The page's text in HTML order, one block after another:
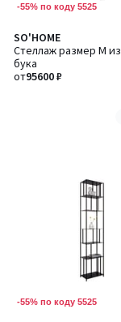
-55% по коду 5525
SO'HOME
Стеллаж размер М
бука
от95600 ₽
Количество
цветов:
2
-55% по коду 5525